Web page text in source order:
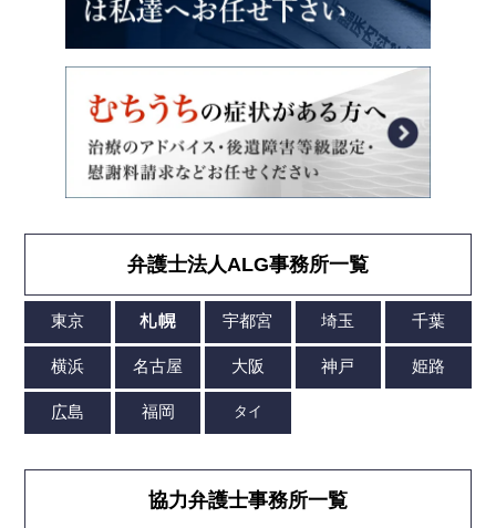
弁護士法人ALG事務所一覧
協力弁護士事務所一覧